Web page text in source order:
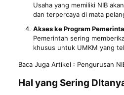
Usaha yang memiliki NIB
dan terpercaya di mata
Akses ke Program
Pemerintah sering
khusus untuk UMKM yang
Baca Juga Artikel : Pengurusan
Hal yang Sering